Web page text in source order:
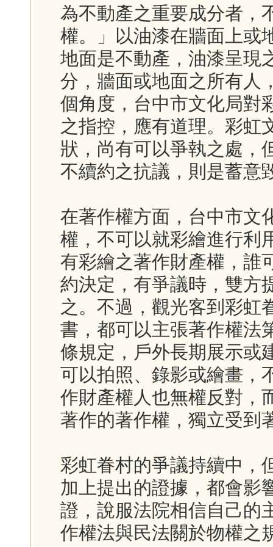
為不動產之重要成分者，
權。」以油漆在牆面上或
地面是不動產，油漆呈現
分，牆面或地面之所有人
個角度，台中市文化局對
之指控，應有道理。彩虹
狀，尚有可以爭執之處，
不續約之抗議，則是蓄意
在著作權方面，台中市文
權，不可以就彩繪進行利
有彩繪之著作財產權，誰
約決定，有爭議時，雙方
之。不過，觀光客到彩虹
書，都可以主張著作權法
條規定，戶外長期展示或
可以拍照、錄影或繪畫，
作財產權人也無權反對，
著作的著作權，獨立受到
彩虹眷村的爭議持續中，
加上提出的證據，都會影
證，說服法院相信自己的
作權法與民法關於物權之